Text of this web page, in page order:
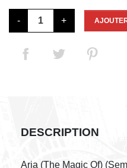
- +
DESCRIPTION
Aria (The Magic Of)